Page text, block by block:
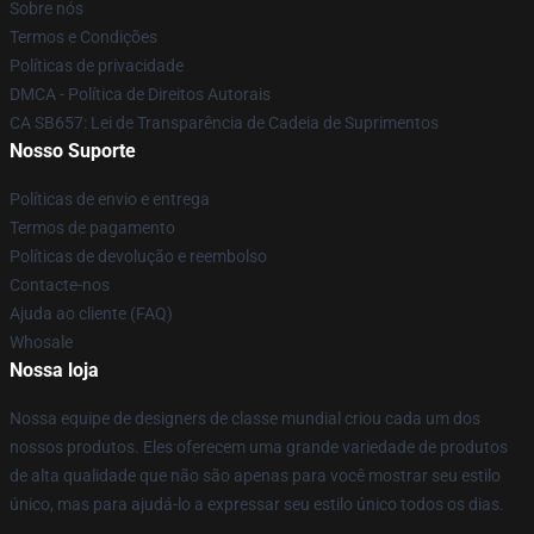
Sobre nós
Termos e Condições
Políticas de privacidade
DMCA - Política de Direitos Autorais
CA SB657: Lei de Transparência de Cadeia de Suprimentos
Nosso Suporte
Políticas de envio e entrega
Termos de pagamento
Políticas de devolução e reembolso
Contacte-nos
Ajuda ao cliente (FAQ)
Whosale
Nossa loja
Nossa equipe de designers de classe mundial criou cada um dos
nossos produtos. Eles oferecem uma grande variedade de produtos
de alta qualidade que não são apenas para você mostrar seu estilo
único, mas para ajudá-lo a expressar seu estilo único todos os dias.